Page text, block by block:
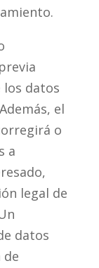
los datos
el
o
a
legal de
datos
de